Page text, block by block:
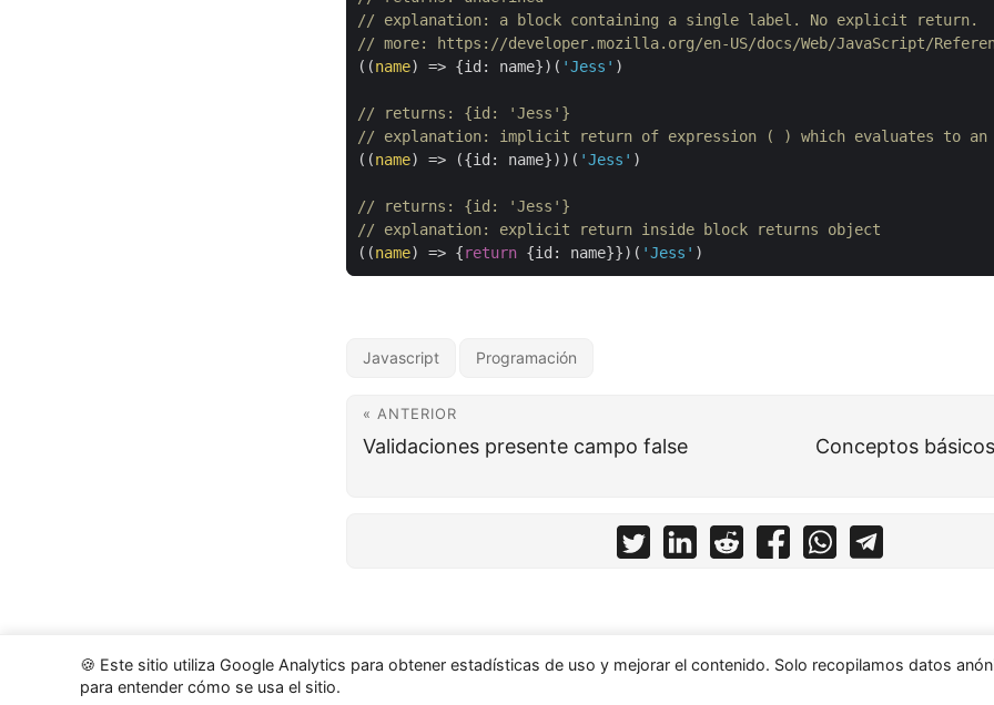
🍪 Este sitio utiliza Google Analytics para obtener estadísticas de uso y mejorar el contenido. Solo recopilamos datos
para entender cómo se usa el sitio.
// explanation: a block containing a single label. No explicit return.
// more: https://developer.mozilla.org/en-US/docs/Web/JavaScript/
( (name) => {id : name})( 'Jess' )
// returns: {id: 'Jess'}
// explanation: implicit return of expression ( ) which evaluates to an
( (name) => ({id : name}))( 'Jess' )
// returns: {id: 'Jess'}
// explanation: explicit return inside block returns object
( (name) => {return {id : name}})( 'Jess' )
Javascript Programación
« ANTERIOR
Validaciones presente campo false
Conceptos